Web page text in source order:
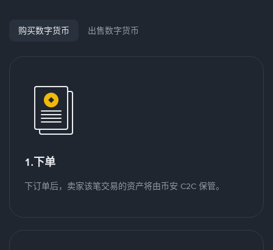
购买数字货币 出售数字货币
1.下单
下订单后，卖家该笔交易的资产将由币安 C2C 保管。